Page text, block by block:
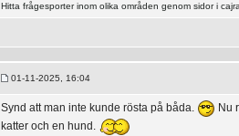
Hitta frågesporter inom olika områden genom sidor i
01-11-2025, 16:04
Synd att man inte kunde rösta på båda.
Nu
katter och en hund.